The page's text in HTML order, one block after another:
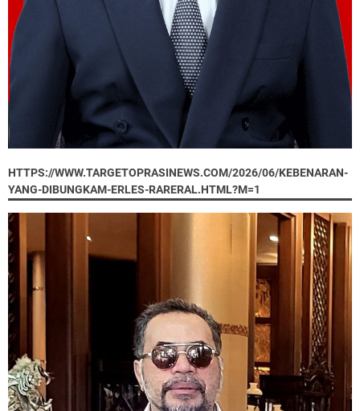
HTTPS://WWW.TARGETOPRASINEWS.COM/2026/06/KEBENARAN-
YANG-DIBUNGKAM-ERLES-RARERAL.HTML?M=1